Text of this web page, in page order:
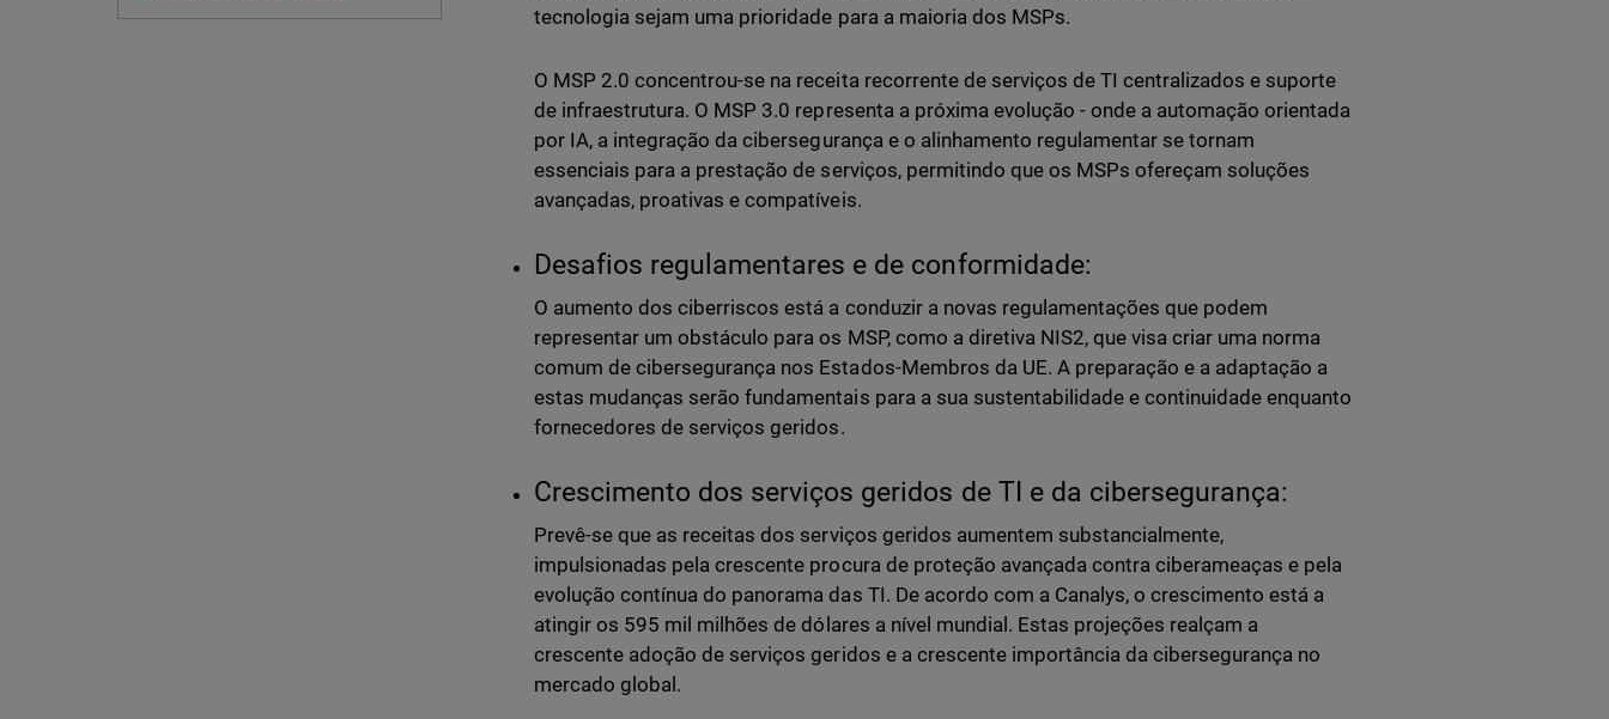
tecnologia sejam uma prioridade para a maioria dos MSPs.
O MSP 2.0 concentrou-se na receita recorrente de serviços de TI centralizados e suporte
de infraestrutura. O MSP 3.0 representa a próxima evolução - onde a automação orientada
por IA, a integração da cibersegurança e o alinhamento regulamentar se tornam
essenciais para a prestação de serviços, permitindo que os MSPs ofereçam soluções
avançadas, proativas e compatíveis.
Desafios regulamentares e de conformidade:
O aumento dos ciberriscos está a conduzir a novas regulamentações que podem
representar um obstáculo para os MSP, como a diretiva NIS2, que visa criar uma norma
comum de cibersegurança nos Estados-Membros da UE. A preparação e a adaptação a
estas mudanças serão fundamentais para a sua sustentabilidade e continuidade enquanto
fornecedores de serviços geridos.
Crescimento dos serviços geridos de TI e da cibersegurança:
Prevê-se que as receitas dos serviços geridos aumentem substancialmente,
impulsionadas pela crescente procura de proteção avançada contra ciberameaças e pela
evolução contínua do panorama das TI. De acordo com a Canalys, o crescimento está a
atingir os 595 mil milhões de dólares a nível mundial. Estas projeções realçam a
crescente adoção de serviços geridos e a crescente importância da cibersegurança no
mercado global.